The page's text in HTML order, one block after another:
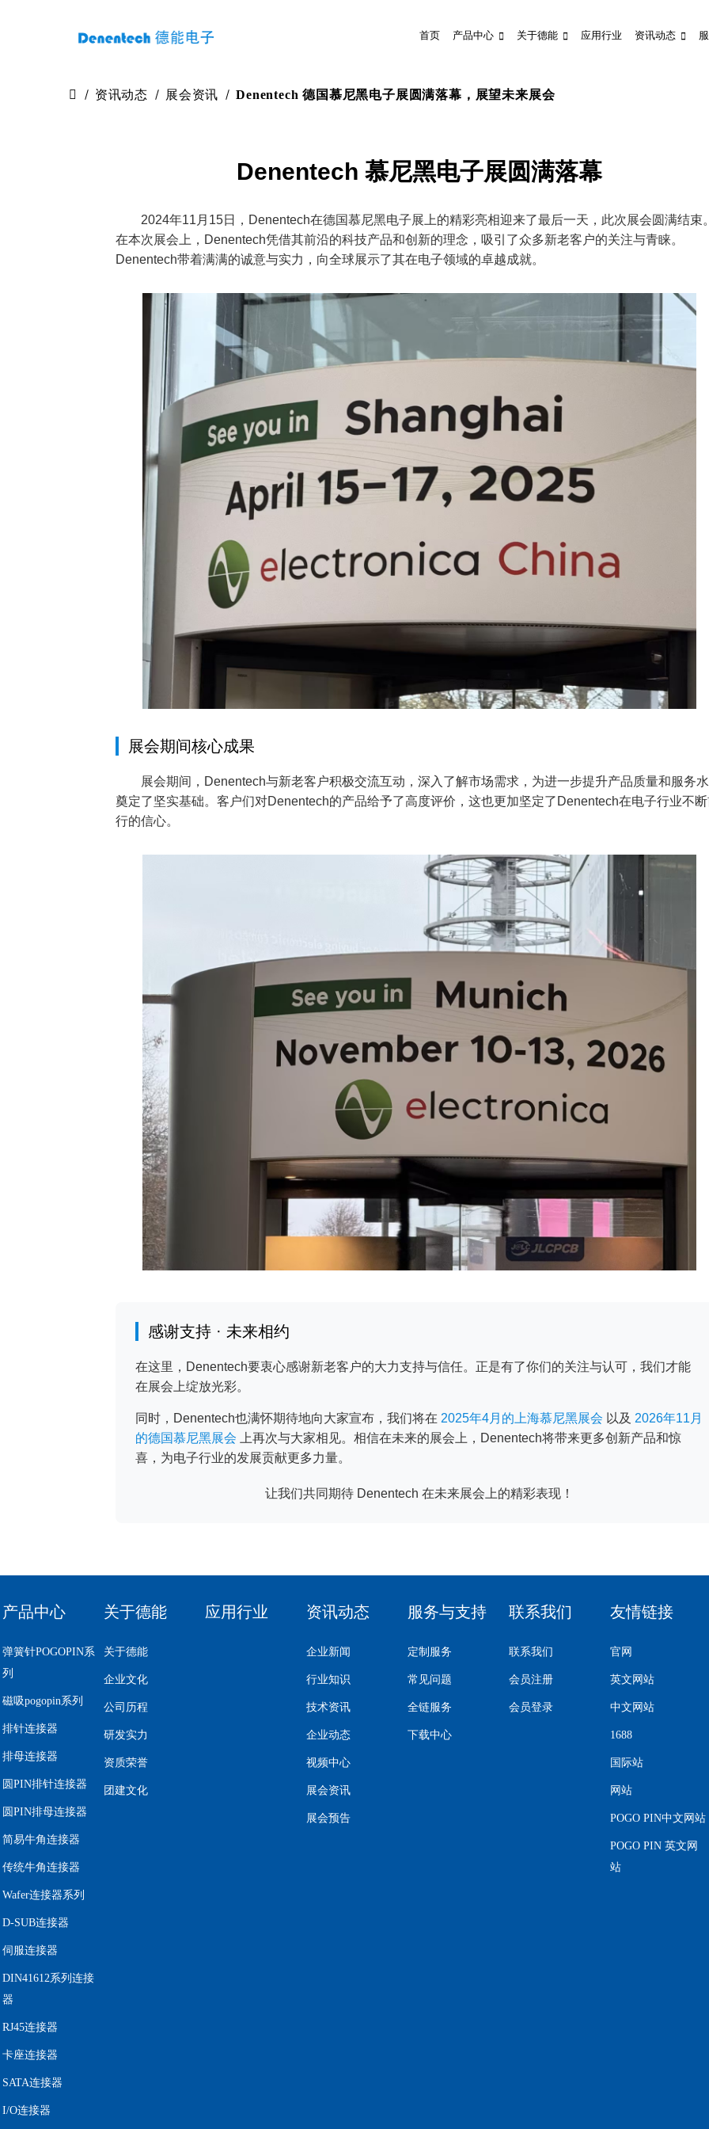
首页 产品中心 关于德能 应用行业 资讯动态
资讯动态 展会资讯 Denentech 德国慕尼黑电子展圆满落幕，展望未来展会
Denentech 慕尼黑电子展圆满落幕
2024年11月15日，Denentech在德国慕尼黑电子展上的精彩亮相迎来了最后一天，此次展会圆满结束。
在本次展会上，Denentech凭借其前沿的科技产品和创新的理念，吸引了众多新老客户的关注与青睐。
Denentech带着满满的诚意与实力，向全球展示了其在电子领域的卓越成就。
展会期间核心成果
展会期间，Denentech与新老客户积极交流互动，深入了解市场需求，为进一步提升产品质量和服务
奠定了坚实基础。客户们对Denentech的产品给予了高度评价，这也更加坚定了Denentech在电子行业不
行的信心。
感谢支持 · 未来相约
在这里，Denentech要衷心感谢新老客户的大力支持与信任。正是有了你们的关注与认可，我们才能
在展会上绽放光彩。
同时，Denentech也满怀期待地向大家宣布，我们将在 2025年4月的上海慕尼黑展会 以及 2026年11月
的德国慕尼黑展会 上再次与大家相见。相信在未来的展会上，Denentech将带来更多创新产品和惊
喜，为电子行业的发展贡献更多力量。
让我们共同期待 Denentech 在未来展会上的精彩表现！
产品中心
弹簧针POGOPIN系
列
磁吸pogopin系列
排针连接器
排母连接器
圆PIN排针连接器
圆PIN排母连接器
简易牛角连接器
传统牛角连接器
Wafer连接器系列
D-SUB连接器
伺服连接器
DIN41612系列连接
器
RJ45连接器
卡座连接器
SATA连接器
I/O连接器
关于德能
关于德能
企业文化
公司历程
研发实力
资质荣誉
团建文化
应用行业 资讯动态
企业新闻
行业知识
技术资讯
企业动态
视频中心
展会资讯
展会预告
服务与支持
定制服务
常见问题
全链服务
下载中心
联系我们
联系我们
会员注册
会员登录
友情链接
官网
英文网站
中文网站
1688
国际站
网站
POGO PIN中文网站
POGO PIN 英文网
站